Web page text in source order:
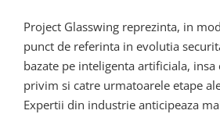
Project Glasswing reprezinta, in
punct de referinta in evolutia
bazate pe inteligenta artificiala,
privim si catre urmatoarele etape
Expertii din industrie anticipeaza